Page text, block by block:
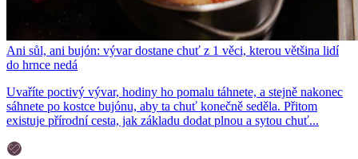
Ani sůl, ani bujón: vývar dostane chuť z 1 věci, kterou většina lidí
do hrnce nedá
Uvaříte poctivý vývar, hodiny ho pomalu táhnete, a stejně nakonec
sáhnete po kostce bujónu, aby ta chuť konečně seděla. Přitom
existuje přírodní cesta, jak základu dodat plnou a sytou chuť...